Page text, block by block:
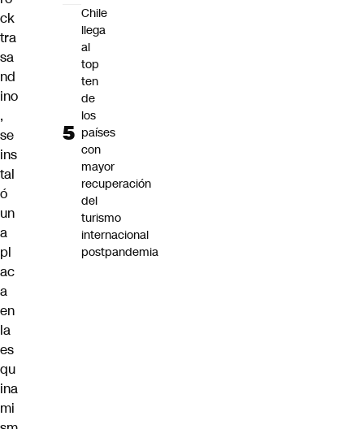
ck
tra
sa
nd
ino
,
se
ins
tal
ó
un
a
pl
ac
a
en
la
es
qu
ina
mi
Chile
llega
al
top
ten
de
los
países
con
mayor
recuperación
del
turismo
internacional
postpandemia